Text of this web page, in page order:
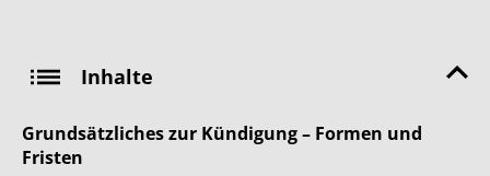
Inhalte
Grundsätzliches zur Kündigung – Formen und
Fristen